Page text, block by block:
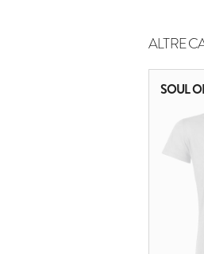
ALTRE
SOUL